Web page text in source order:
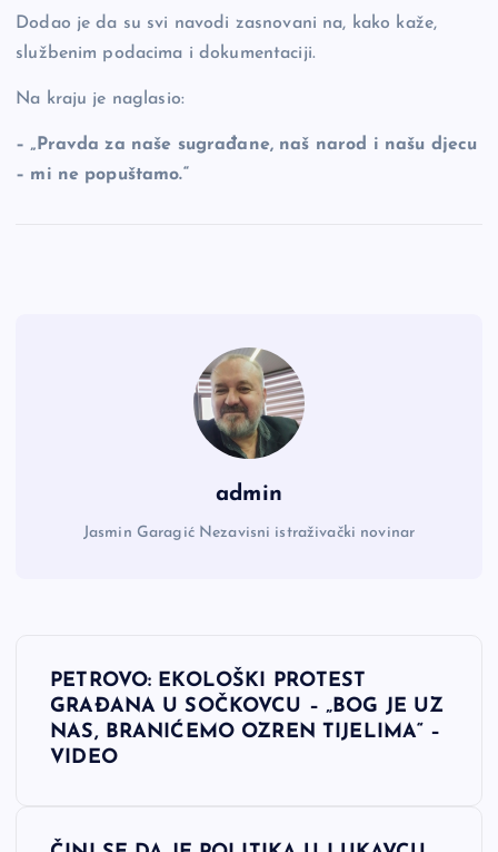
Dodao je da su svi navodi zasnovani na, kako kaže,
službenim podacima i dokumentaciji.
Na kraju je naglasio:
– „Pravda za naše sugrađane, naš narod i našu djecu
– mi ne popuštamo.“
admin
Jasmin Garagić Nezavisni istraživački novinar
NPETROVO: EKOLOŠKI PROTEST
GRAĐANA U SOČKOVCU – „BOG JE UZ
NAS, BRANIĆEMO OZREN TIJELIMA“ –
VIDEO